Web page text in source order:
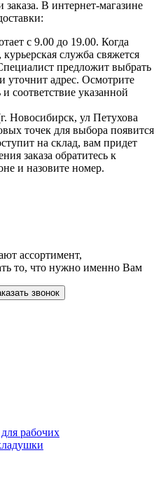
В интернет-магазине
с 9.00 до 19.00. Когда
служба свяжется
предложит выбрать
уточнит адрес. Осмотрите
соответствие указанной
Новосибирск, ул Петухова
точек для выбора появится
на склад, вам придет
заказа обратитесь к
и назовите номер.
ассортимент,
то, что нужно именно Вам
звонок
рабочих